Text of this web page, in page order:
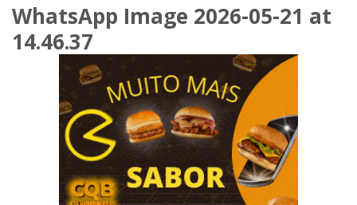
WhatsApp Image 2026-05-21 at
14.46.37